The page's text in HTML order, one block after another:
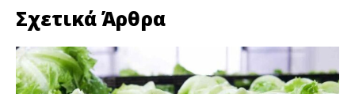
Σχετικά Άρθρα